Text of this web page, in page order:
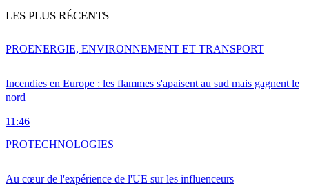
LES PLUS RÉCENTS
Incendies en Europe : les flammes s'apaisent au sud mais gagnent le
nord
11:46
PROENERGIE, ENVIRONNEMENT ET TRANSPORT
Au cœur de l'expérience de l'UE sur les influenceurs
PROTECHNOLOGIES